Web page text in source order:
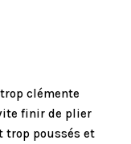
clémente
finir de plier
trop poussés et